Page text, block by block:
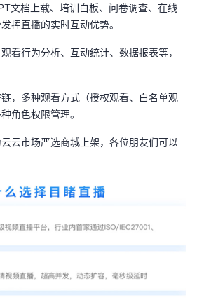
文档上载、培训白板、问卷调查、在线
挥直播的实时互动优势。
看行为分析、互动统计、数据报表等，
，多种观看方式（授权观看、白名单观
角色权限管理。
云市场严选商城上架，各位朋友们可以